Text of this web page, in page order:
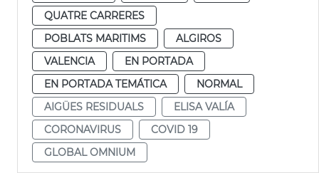
QUATRE CARRERES
POBLATS MARITIMS
ALGIROS
VALENCIA
EN PORTADA
EN PORTADA TEMÁTICA
NORMAL
AIGÜES RESIDUALS
ELISA VALÍA
CORONAVIRUS
COVID 19
GLOBAL OMNIUM